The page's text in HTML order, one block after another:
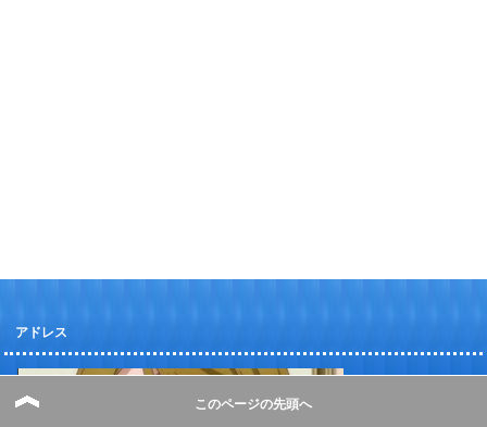
アドレス
このページの先頭へ